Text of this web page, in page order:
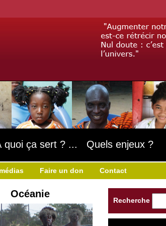
ça sert ? ... Quels enjeux ?
Faire un don Contact
Océanie
Recherche